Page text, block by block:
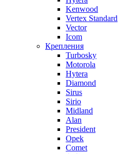
Kenwood
Vertex Standard
Vector
Icom
Крепления
Turbosky
Motorola
Hytera
Diamond
Sirus
Sirio
Midland
Alan
President
Opek
Comet